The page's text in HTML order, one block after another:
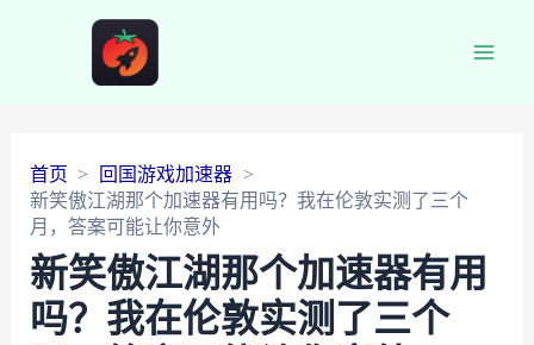
首页
回国游戏加速器
新笑傲江湖那个加速器有用吗？我在伦敦实测了三个
月，答案可能让你意外
新笑傲江湖那个加速器有用
吗？我在伦敦实测了三个